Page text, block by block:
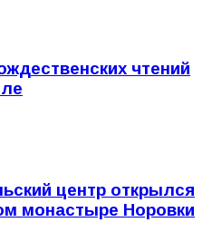
чтений
центр открылся
монастыре Норовки